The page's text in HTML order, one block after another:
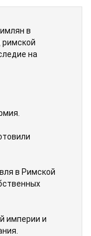
в
римской
на
в Римской
империи и